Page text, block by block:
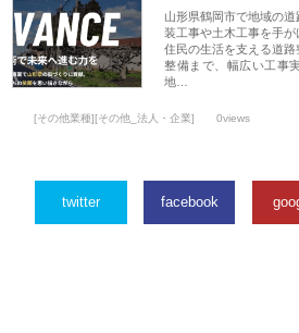
山形県鶴岡市で地域の
装工事や土木工事を手
住民の生活を支える道
整備まで、幅広い工事
地…
[その他業種][その他_法人・企業] 0views
twitter facebook